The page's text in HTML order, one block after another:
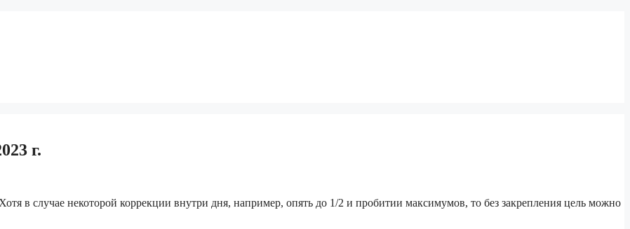
г.
в случае некоторой коррекции внутри дня, например, опять до 1/2 и пробитии максимумов, то без закрепления цель можно